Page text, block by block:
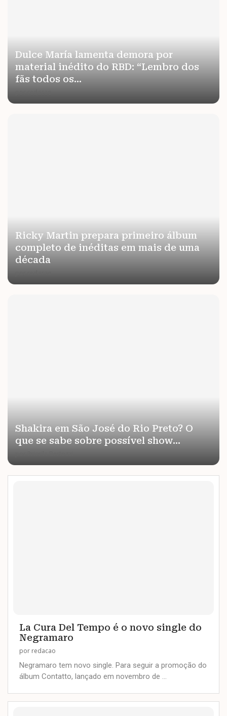
Dulce María lamenta demora por
material inédito do RBD: “Lembro dos
fãs todos os...
Ricky Martin prepara primeiro álbum
completo de inéditas em mais de uma
década
Shakira em São José do Rio Preto? O
que se sabe sobre possível show...
La Cura Del Tempo é o novo single do
Negramaro
por redacao
Negramaro tem novo single. Para seguir a promoção do
álbum Contatto, lançado em novembro de …